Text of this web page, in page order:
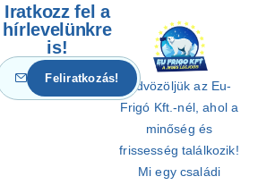
Üdvözöljük az Eu-
Frigó Kft.-nél, ahol a
minőség és
frissesség találkozik!
Mi egy családi
Iratkozz fel a
hírlevelünkre
is!